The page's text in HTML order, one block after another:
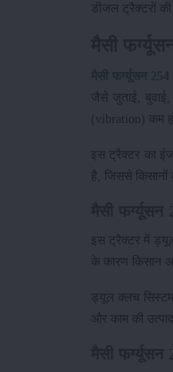
डीजल ट्रैक्टरों
मैसी फर्ग्यूसन
जैसे जुताई,
(vibration) कम
इस ट्रैक्टर का
है, जिससे
इस ट्रैक्टर में
के कारण किसान
ड्यूल क्लच
और काम की